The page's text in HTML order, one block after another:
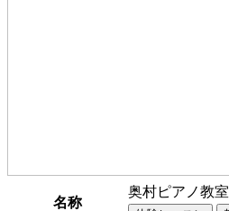
名称
奥村ピアノ教室